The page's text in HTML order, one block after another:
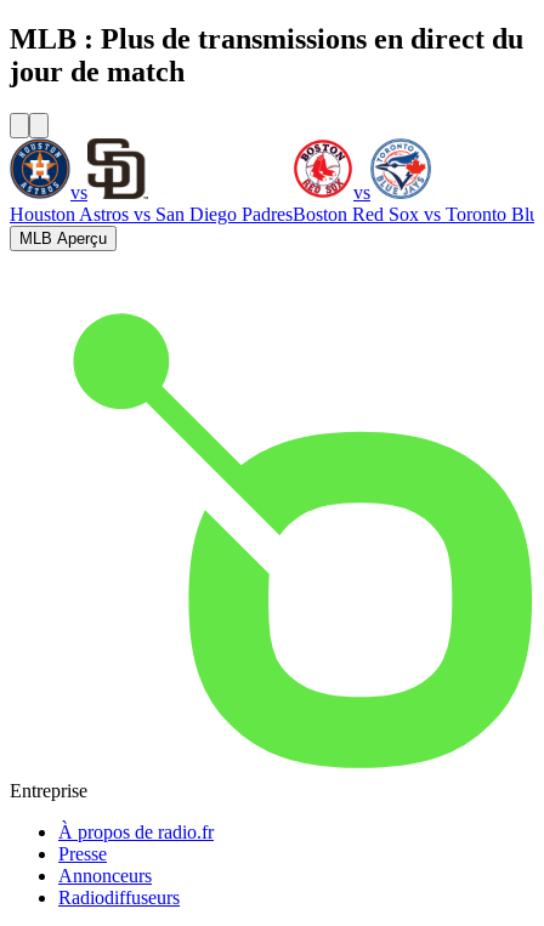
MLB : Plus de transmissions en direct du
jour de match
vs
Houston Astros vs San Diego Padres
vs
Boston Red Sox vs Toronto
MLB Aperçu
Entreprise
À propos de radio.fr
Presse
Annonceurs
Radiodiffuseurs